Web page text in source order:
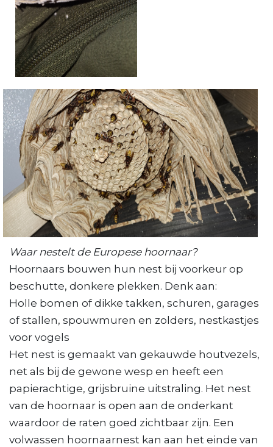
Waar nestelt de Europese hoornaar?
Hoornaars bouwen hun nest bij voorkeur op
beschutte, donkere plekken. Denk aan:
Holle bomen of dikke takken, schuren, garages
of stallen, spouwmuren en zolders, nestkastjes
voor vogels
Het nest is gemaakt van gekauwde houtvezels,
net als bij de gewone wesp en heeft een
papierachtige, grijsbruine uitstraling. Het nest
van de hoornaar is open aan de onderkant
waardoor de raten goed zichtbaar zijn. Een
volwassen hoornaarnest kan aan het einde van